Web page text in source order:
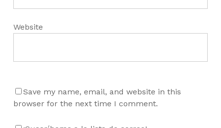
Website
Save my name, email, and website in this
browser for the next time I comment.